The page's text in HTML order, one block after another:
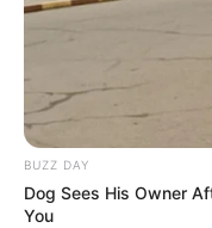
BUZZ DAY
Dog Sees His Owner
You